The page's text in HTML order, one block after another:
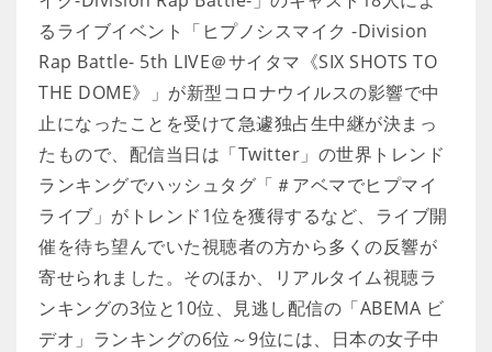
るライブイベント「ヒプノシスマイク -Division
Rap Battle- 5th LIVE＠サイタマ《SIX SHOTS TO
THE DOME》」が新型コロナウイルスの影響で中
止になったことを受けて急遽独占生中継が決まっ
たもので、配信当日は「Twitter」の世界トレンド
ランキングでハッシュタグ「＃アベマでヒプマイ
ライブ」がトレンド1位を獲得するなど、ライブ開
催を待ち望んでいた視聴者の方から多くの反響が
寄せられました。そのほか、リアルタイム視聴ラ
ンキングの3位と10位、見逃し配信の「ABEMA ビ
デオ」ランキングの6位～9位には、日本の女子中